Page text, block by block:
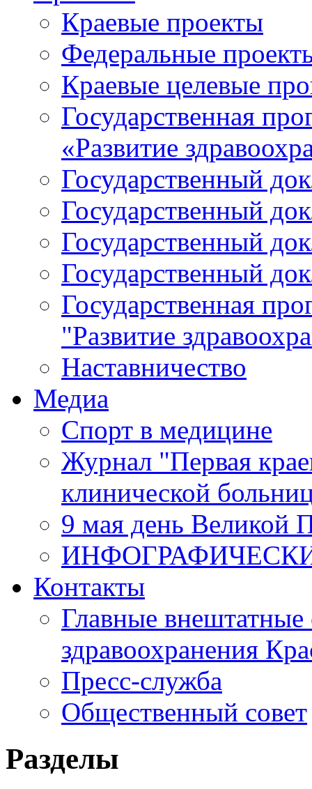
Краевые проекты
Федеральные
Краевые целевые
Государственная
«Развитие
Государственный
Государственный
Государственный
Государственный
Государственная
"Развитие
Наставничество
Медиа
Спорт в медицине
Журнал "Первая
клинической
9 мая день Великой
Контакты
Главные внештатные
здравоохранения
Пресс-служба
Общественный совет
Разделы